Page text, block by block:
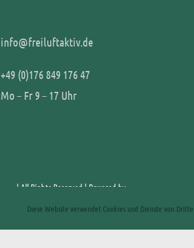
info@freiluftaktiv.de
+49 (0)176 849 176 47
Mo – Fr 9 – 17 Uhr
| All Rights Reserved | Powered by
Diese Website verwendet Cookies und Dienste von